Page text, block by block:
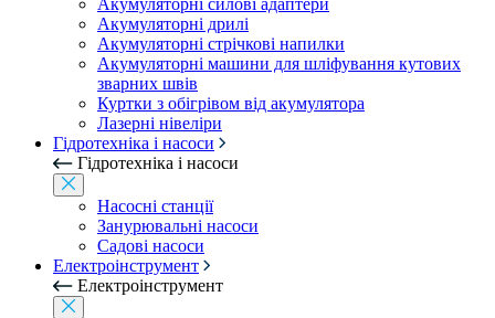
Акумуляторні силові адаптери
Акумуляторні дрилі
Акумуляторні стрічкові напилки
Акумуляторні машини для шліфування кутових
зварних швів
Куртки з обігрівом від акумулятора
Лазерні нівеліри
Гідротехніка і насоси
Гідротехніка і насоси
Насосні станції
Занурювальні насоси
Садові насоси
Електроінструмент
Електроінструмент